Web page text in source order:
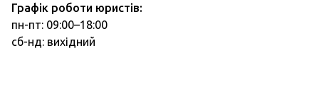
Графік роботи юристів:
пн-пт: 09:00–18:00
сб-нд: вихідний